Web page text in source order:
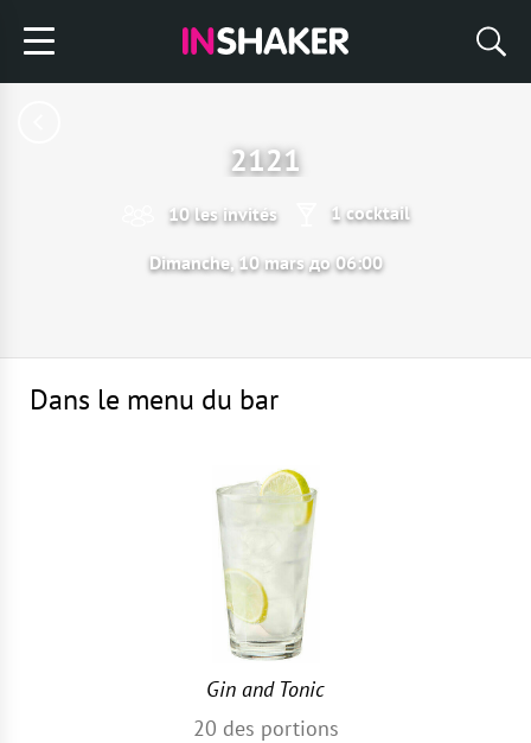
2121
10 les invités 1 cocktail
Dimanche, 10 mars до 06:00
Dans le menu du bar
Gin and Tonic
20 des portions